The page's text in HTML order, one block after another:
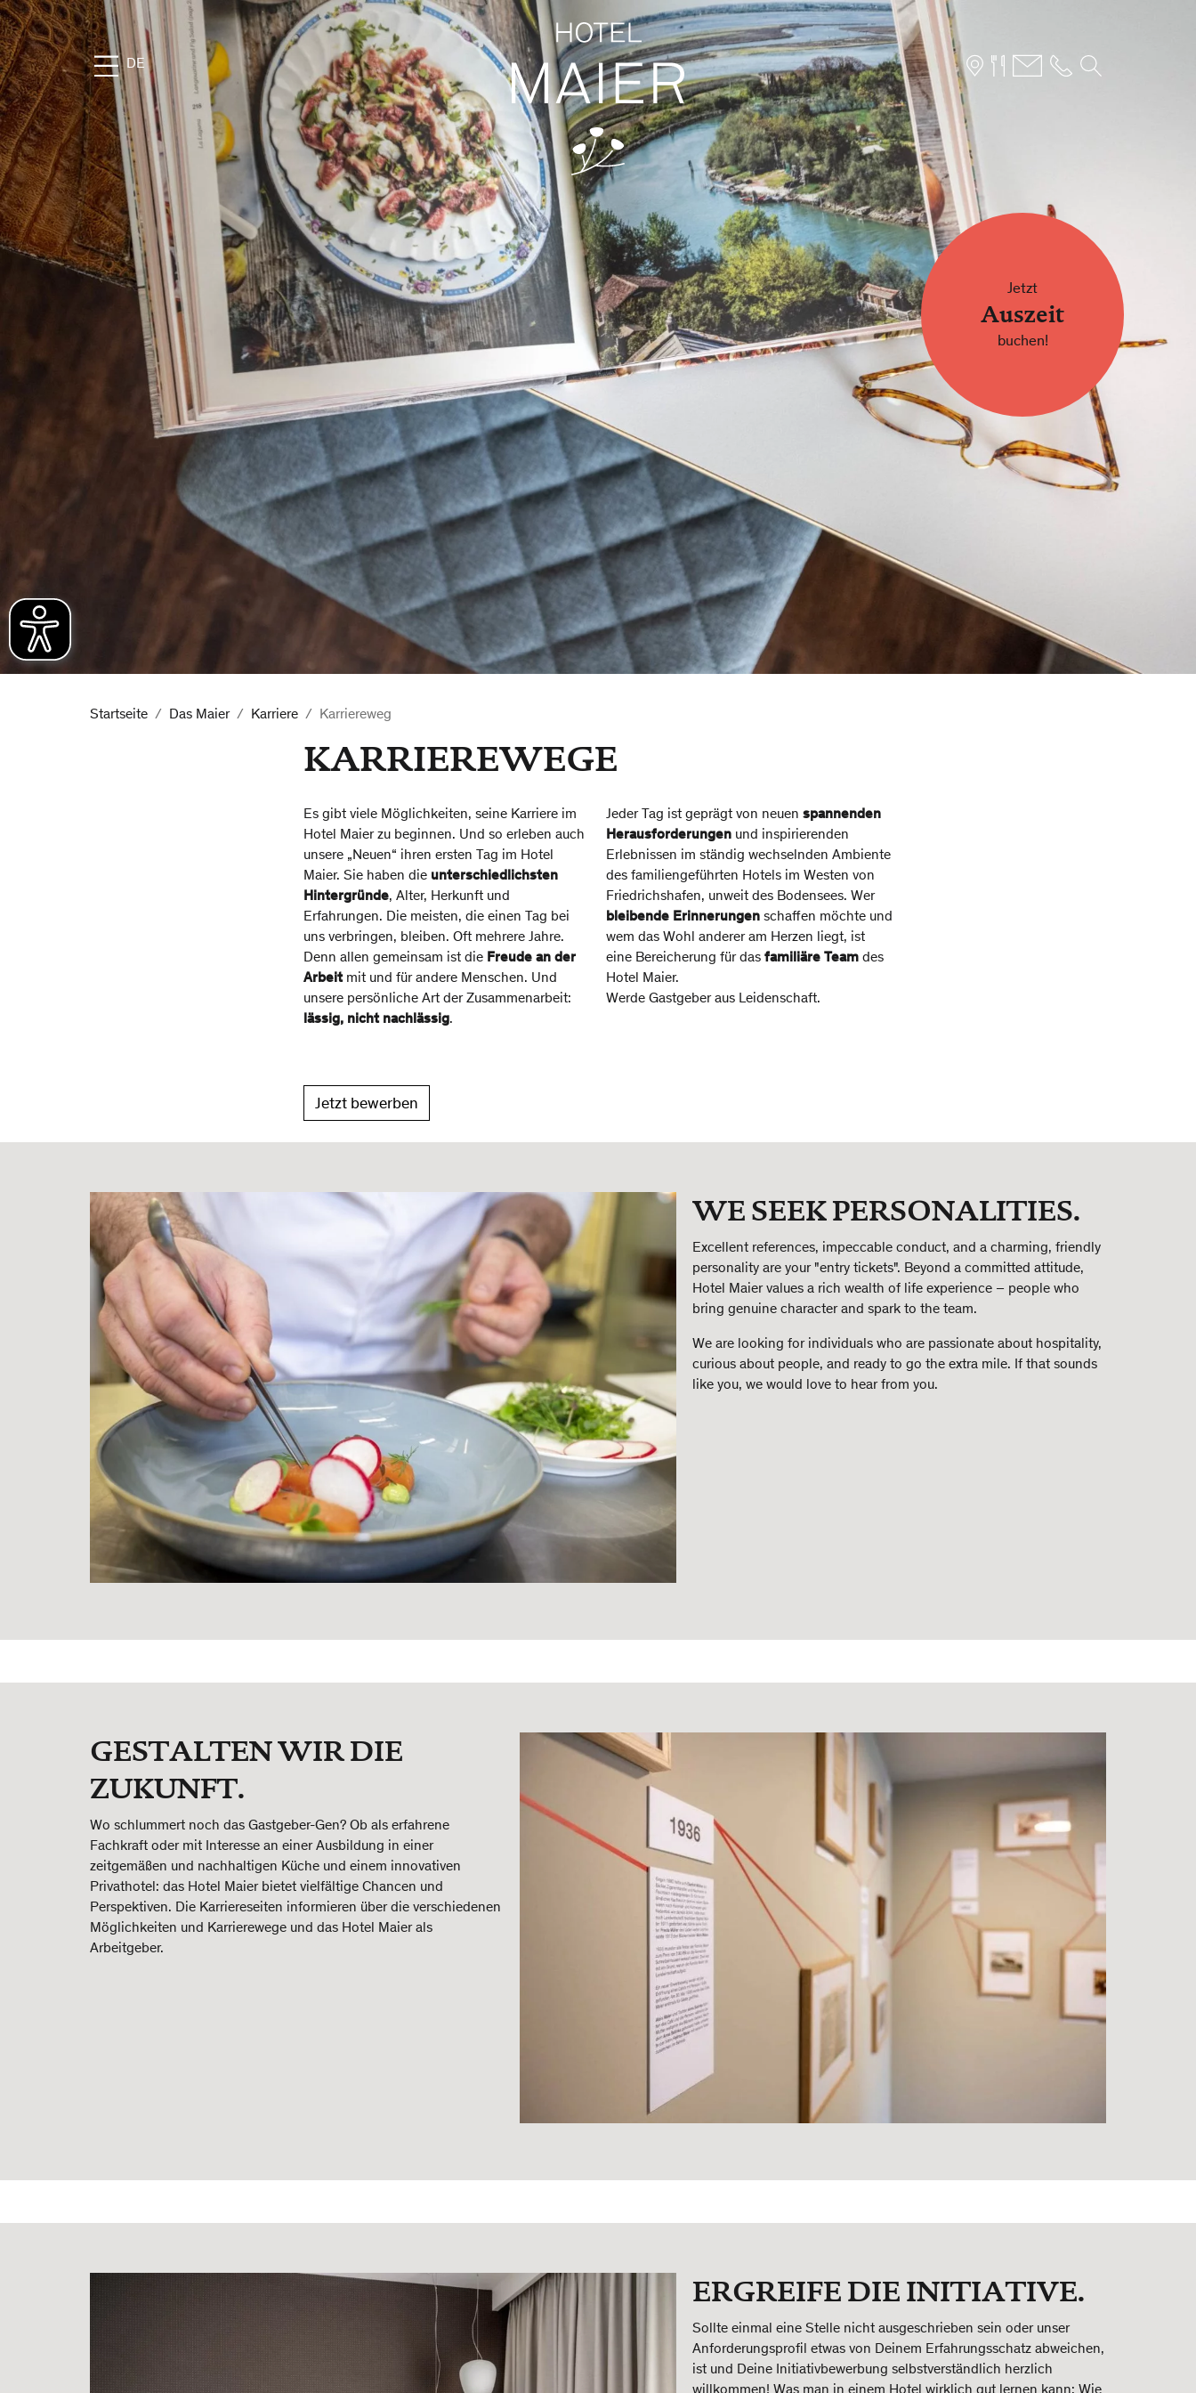
DAS MAIER
Geschichte
Lage
Nachhaltigkeit
Bildergalerie
FAQ
Stories
Karriere
ZIMMER
Stammhaus
Hofhaus
Ferienwohnung
10 Vorteile für Direktbucher
ENTSPANNUNG
Sauna
Massage
Bodensee-Thermen
KULINARIK
Die Speiserei im Maier
Feste Feiern
Frühstück
TAGUNG
Tagungsräume
Tagungspauschale
FREIZEIT
Sehenswürdigkeiten
Familienurlaub
Aktivurlaub
Genuss
ARRANGEMENTS
SUCHFORMULAR
Suchen nach
DE
Jetzt
Auszeit
buchen!
Startseite Das Maier Karriere Karriereweg
KARRIEREWEGE
Es gibt viele Möglichkeiten, seine Karriere im
Hotel Maier zu beginnen. Und so erleben auch
unsere „Neuen“ ihren ersten Tag im Hotel
Maier. Sie haben die unterschiedlichsten
Hintergründe, Alter, Herkunft und
Erfahrungen. Die meisten, die einen Tag bei
uns verbringen, bleiben. Oft mehrere Jahre.
Denn allen gemeinsam ist die Freude an der
Arbeitmit und für andere Menschen. Und
unsere persönliche Art der Zusammenarbeit:
lässig, nicht nachlässig.
Jeder Tag ist geprägt von neuen spannenden
Herausforderungen und inspirierenden
Erlebnissen im ständig wechselnden Ambiente
des familiengeführten Hotels im Westen von
Friedrichshafen, unweit des Bodensees. Wer
bleibende Erinnerungen schaffen möchte und
wem das Wohl anderer am Herzen liegt, ist
eine Bereicherung für das familiäre Team des
Hotel Maier.
Werde Gastgeber aus Leidenschaft.
Jetzt bewerben
WE SEEK PERSONALITIES.
Excellent references, impeccable conduct, and a charming, friendly
personality are your "entry tickets". Beyond a committed attitude,
Hotel Maier values a rich wealth of life experience – people who
bring genuine character and spark to the team.
We are looking for individuals who are passionate about hospitality,
curious about people, and ready to go the extra mile. If that sounds
like you, we would love to hear from you.
GESTALTEN WIR DIE
ZUKUNFT.
Wo schlummert noch das Gastgeber-Gen? Ob als erfahrene
Fachkraft oder mit Interesse an einer Ausbildung in einer
zeitgemäßen und nachhaltigen Küche und einem innovativen
Privathotel: das Hotel Maier bietet vielfältige Chancen und
Perspektiven. Die Karriereseiten informieren über die verschiedenen
Möglichkeiten und Karrierewege und das Hotel Maier als
Arbeitgeber.
ERGREIFE DIE INITIATIVE.
Sollte einmal eine Stelle nicht ausgeschrieben sein oder unser
Anforderungsprofil etwas von Deinem Erfahrungsschatz abweichen,
ist und Deine Initiativbewerbung selbstverständlich herzlich
willkommen! Was man in einem Hotel wirklich gut lernen kann: Wie